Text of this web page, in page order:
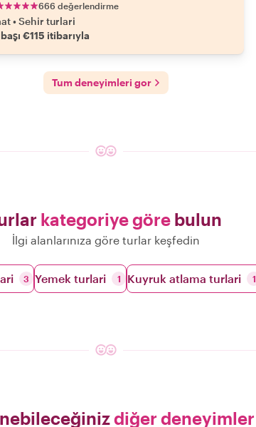
666 değerlendirme
•Sehir turlari
€115 itibarıyla
Tum deneyimleri gor
kategoriye görebulun
İlgi alanlarınıza göre turlar keşfedin
3 Yemek turlari 1 Kuyruk atlama turlari 1
diğer deneyimler